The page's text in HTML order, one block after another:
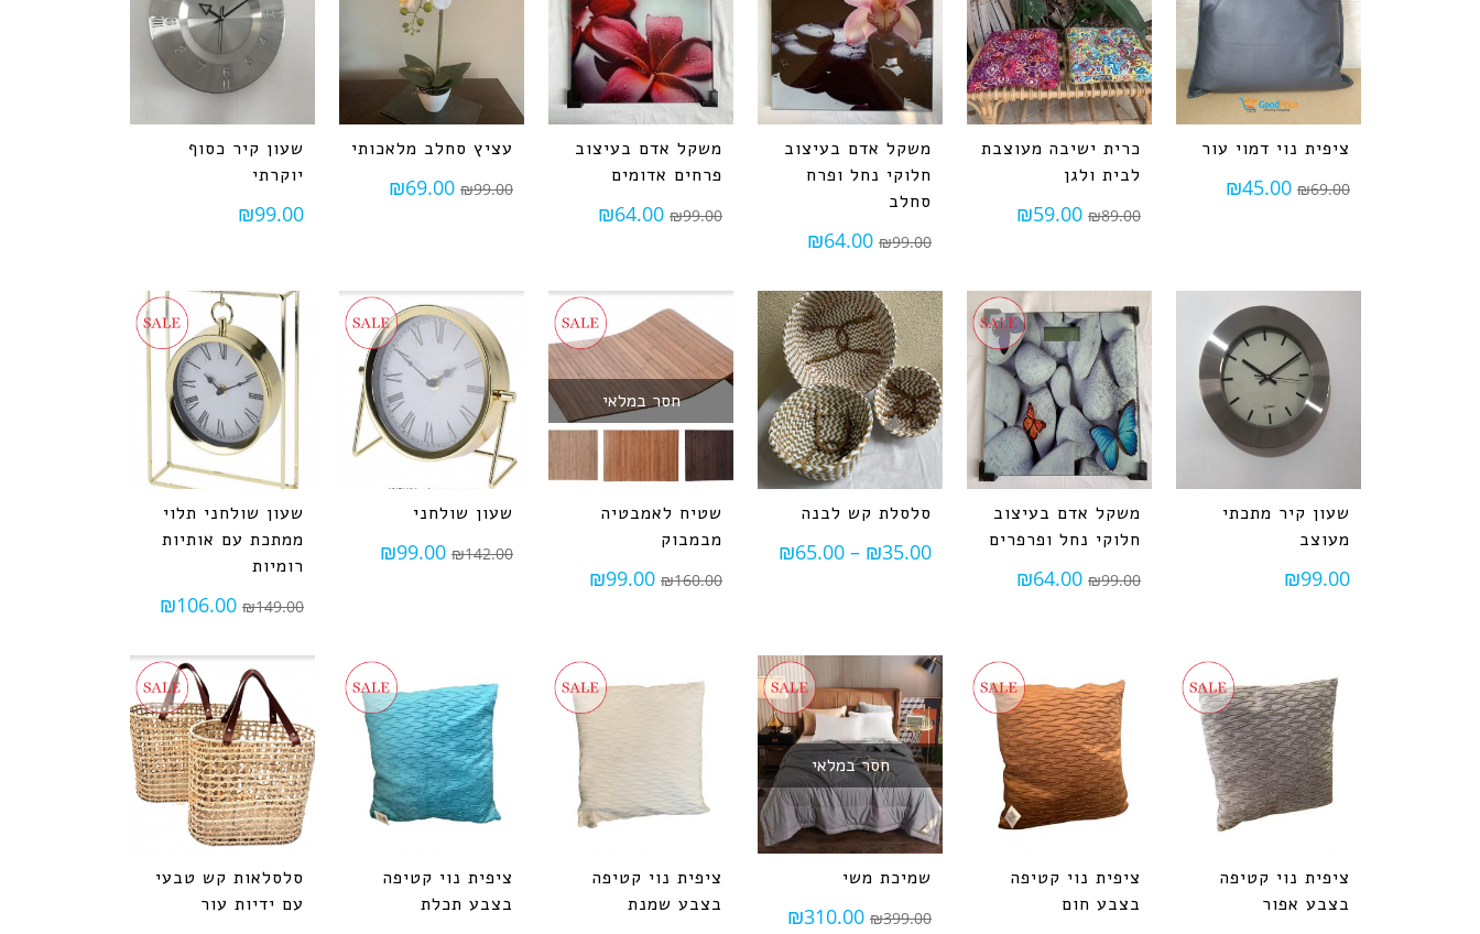
ציפית נוי דמוי עור
₪69.00
₪45.00
כרית ישיבה מעוצבת
לבית ולגן
₪89.00
₪59.00
משקל אדם בעיצוב
חלוקי נחל ופרח
סחלב
₪99.00
₪64.00
משקל אדם בעיצוב
פרחים אדומים
₪99.00
₪64.00
עציץ סחלב מלאכותי
₪99.00
₪69.00
שעון קיר כסוף
יוקרתי
₪99.00
שעון קיר מתכתי
מעוצב
₪99.00
משקל אדם בעיצוב
חלוקי נחל ופרפרים
₪99.00
₪64.00
סלסלת קש לבנה
₪35.00
–
₪65.00
חסר במלאי
שטיח לאמבטיה
מבמבוק
₪160.00
₪99.00
שעון שולחני
₪142.00
₪99.00
שעון שולחני תלוי
ממתכת עם אותיות
רומיות
₪149.00
₪106.00
ציפית נוי קטיפה
בצבע אפור
ציפית נוי קטיפה
בצבע חום
חסר במלאי
שמיכת משי
₪399.00
₪310.00
ציפית נוי קטיפה
בצבע שמנת
ציפית נוי קטיפה
בצבע תכלת
סלסלאות קש טבעי
עם ידיות עור